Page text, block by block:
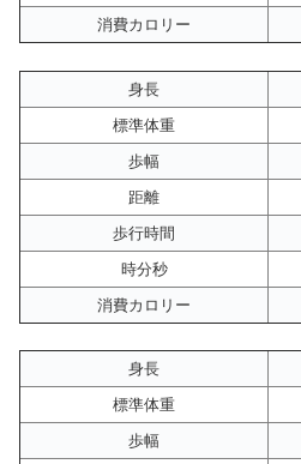
消費カロリー
身長
標準体重
歩幅
距離
歩行時間
時分秒
消費カロリー
身長
標準体重
歩幅